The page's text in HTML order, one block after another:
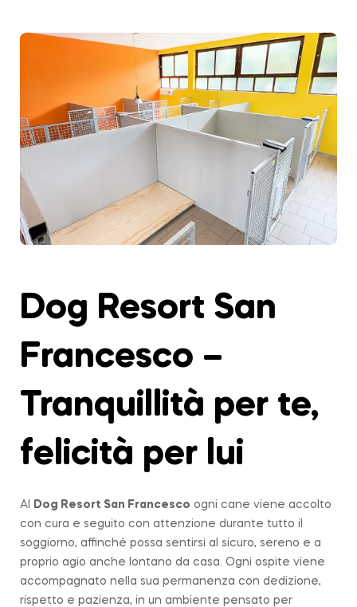
Dog Resort San
Francesco –
Tranquillità per te,
felicità per lui
Al Dog Resort San Francesco ogni cane viene accolto
con cura e seguito con attenzione durante tutto il
soggiorno, affinché possa sentirsi al sicuro, sereno e a
proprio agio anche lontano da casa. Ogni ospite viene
accompagnato nella sua permanenza con dedizione,
rispetto e pazienza, in un ambiente pensato per